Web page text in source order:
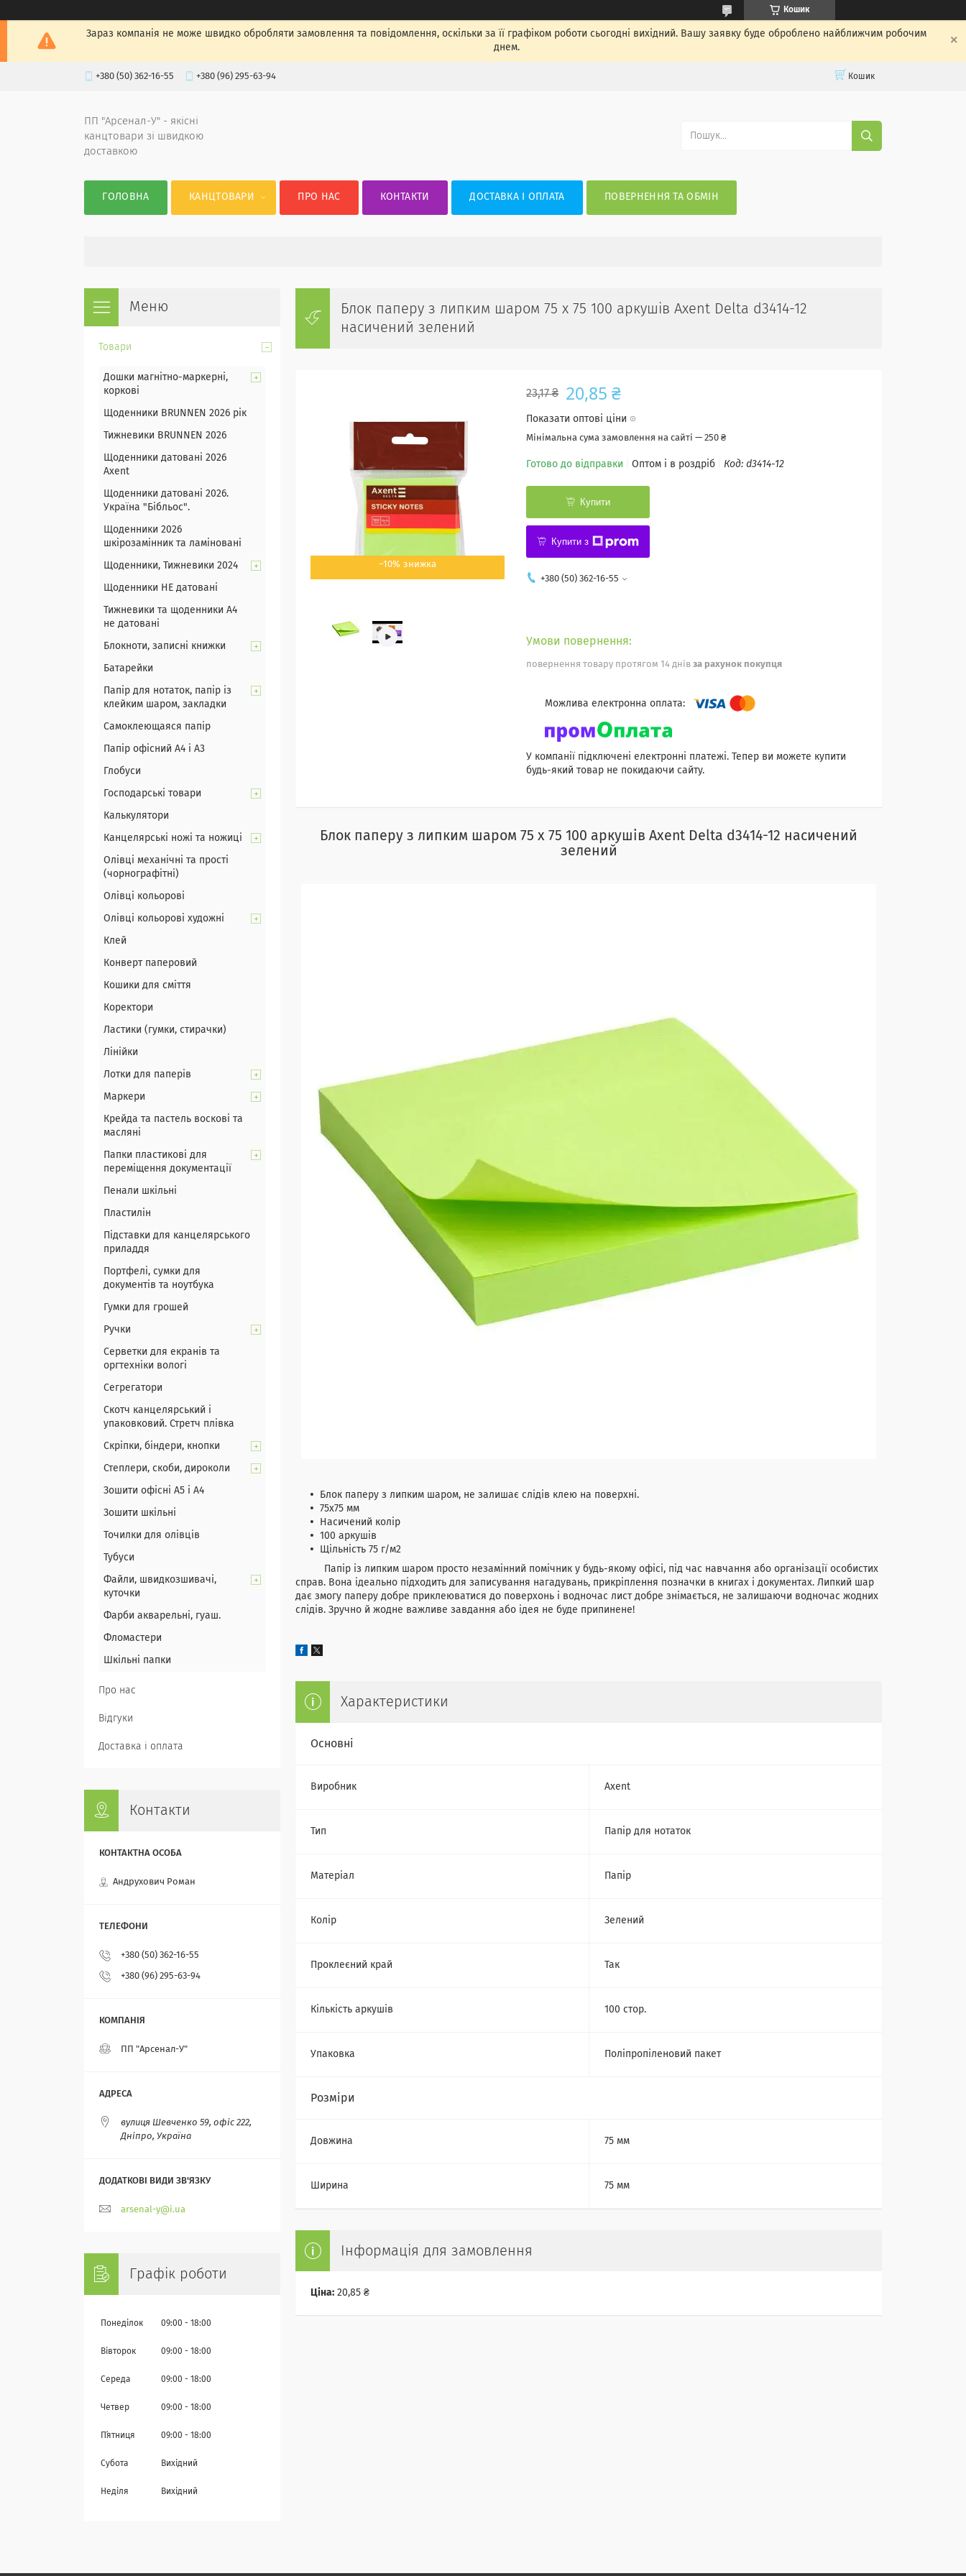
Кошик
Зараз компанія не може швидко обробляти замовлення та повідомлення, оскільки за її графіком роботи сьогодні вихідний. Вашу заявку буде оброблено найближчим робочим
днем.
+380 (50) 362-16-55 +380 (96) 295-63-94 Кошик
ПП "Арсенал-У" - якісні
канцтовари зі швидкою
доставкою
ГОЛОВНА КАНЦТОВАРИ ПРО НАС КОНТАКТИ ДОСТАВКА І ОПЛАТА ПОВЕРНЕННЯ ТА ОБМІН
Блок паперу з липким шаром 75 х 75 100 аркушів Axent Delta d3414-12
насичений зелений
–10%
23,17 ₴ 20,85 ₴
Показати оптові ціни
Мінімальна сума замовлення на сайті — 250 ₴
Готово до відправки Оптом і в роздріб Код: d3414-12
Купити
Купити з
+380 (50) 362-16-55
повернення товару протягом 14 днів за рахунок покупця
У компанії підключені електронні платежі. Тепер ви можете купити
будь-який товар не покидаючи сайту.
Блок паперу з липким шаром 75 х 75 100 аркушів Axent Delta d3414-12 насичений
зелений
Блок паперу з липким шаром, не залишає слідів клею на поверхні.
75x75 мм
Насичений колір
100 аркушів
Щільність 75 г/м2
Папір із липким шаром просто незамінний помічник у будь-якому офісі, під час навчання або організації особистих
справ. Вона ідеально підходить для записування нагадувань, прикріплення позначки в книгах і документах. Липкий шар
дає змогу паперу добре приклеюватися до поверхонь і водночас лист добре знімається, не залишаючи водночас жодних
слідів. Зручно й жодне важливе завдання або ідея не буде припинене!
Характеристики
Основні
Виробник Axent
Тип Папір для нотаток
Матеріал Папір
Колір Зелений
Проклеєний край Так
Кількість аркушів 100 стор.
Упаковка Поліпропіленовий пакет
Розміри
Довжина 75 мм
Ширина 75 мм
Інформація для замовлення
Ціна: 20,85 ₴
Товари
Дошки магнітно-маркерні,
коркові
Щоденники BRUNNEN 2026 рік
Тижневики BRUNNEN 2026
Щоденники датовані 2026
Axent
Щоденники датовані 2026.
Україна "Бібльос".
Щоденники 2026
шкірозамінник та ламіновані
Щоденники, Тижневики 2024
Щоденники НЕ датовані
Тижневики та щоденники А4
не датовані
Блокноти, записні книжки
Батарейки
Папір для нотаток, папір із
клейким шаром, закладки
Самоклеющаяся папір
Папір офісний А4 і А3
Глобуси
Господарські товари
Калькулятори
Канцелярські ножі та ножиці
Олівці механічні та прості
(чорнографітні)
Олівці кольорові
Олівці кольорові художні
Клей
Конверт паперовий
Кошики для сміття
Коректори
Ластики (гумки, стирачки)
Лінійки
Лотки для паперів
Маркери
Крейда та пастель воскові та
масляні
Папки пластикові для
переміщення документації
Пенали шкільні
Пластилін
Підставки для канцелярського
приладдя
Портфелі, сумки для
документів та ноутбука
Гумки для грошей
Ручки
Серветки для екранів та
оргтехніки вологі
Сегрегатори
Скотч канцелярський і
упаковковий. Стретч плівка
Скріпки, біндери, кнопки
Степлери, скоби, дироколи
Зошити офісні А5 і А4
Зошити шкільні
Точилки для олівців
Тубуси
Файли, швидкозшивачі,
куточки
Фарби акварельні, гуаш.
Фломастери
Шкільні папки
Про нас
Відгуки
Доставка і оплата
Контакти
Андрухович Роман
+380 (50) 362-16-55
+380 (96) 295-63-94
ПП "Арсенал-У"
вулиця Шевченко 59, офіс 222,
Дніпро, Україна
arsenal-y@i.ua
Графік роботи
Понеділок 09:00 18:00
Вівторок 09:00 18:00
Середа 09:00 18:00
Четвер 09:00 18:00
Пʼятниця 09:00 18:00
Субота Вихідний
Неділя Вихідний